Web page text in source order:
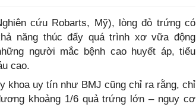
cứu Robarts, Mỹ), lòng đỏ trứng có
năng thúc đẩy quá trình xơ vữa động
người mắc bệnh cao huyết áp, tiểu
cao.
khoa uy tín như BMJ cũng chỉ ra rằng, chỉ
khoảng 1/6 quả trứng lớn – nguy cơ